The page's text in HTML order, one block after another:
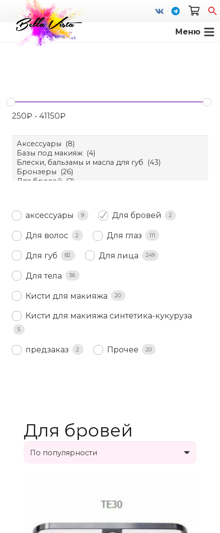
Меню
Для бровей
250₽ - 41150₽
аксессуары 9 Для бровей 2
Для волос 2 Для глаз 111
Для губ 82 Для лица 249
Для тела 36
Кисти для макияжа 20
Кисти для макияжа синтетика-кукуруза
5
предзаказ 2 Прочее 20